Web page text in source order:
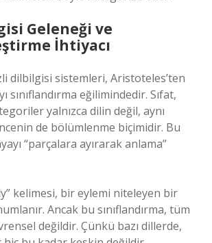
Geleneği ve
İhtiyacı
dilbilgisi sistemleri, Aristoteles’ten
sınıflandırma eğilimindedir. Sıfat,
yalnızca dilin değil, aynı
de bölümlenme biçimidir. Bu
“parçalara ayırarak anlama”
kelimesi, bir eylemi niteleyen bir
Ancak bu sınıflandırma, tüm
değildir. Çünkü bazı dillerde,